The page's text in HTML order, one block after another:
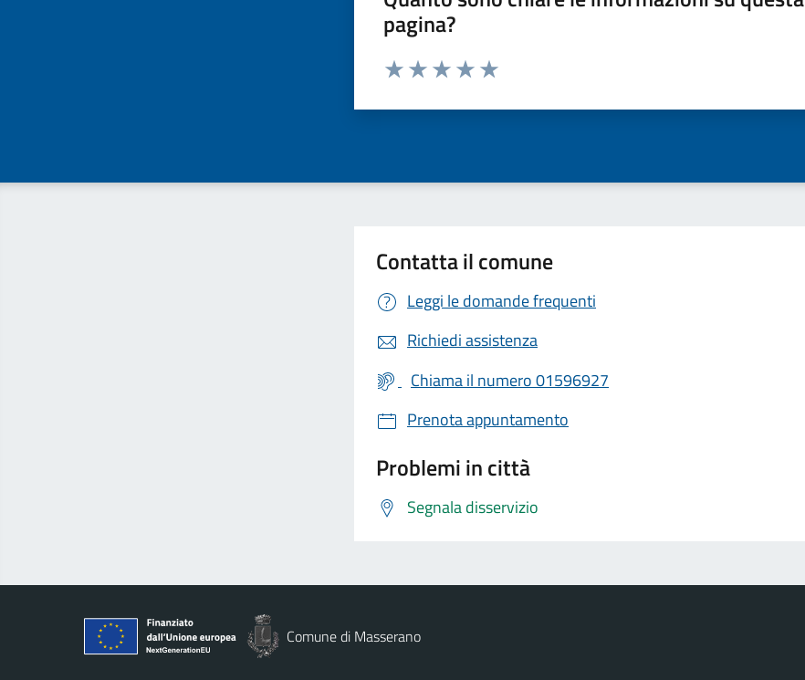
pagina?
Valuta da 1 a 5 stelle la pagina
Contatta il comune
Leggi le domande frequenti
Richiedi assistenza
Chiama il numero 01596927
Prenota appuntamento
Problemi in città
Segnala disservizio
Comune di Masserano